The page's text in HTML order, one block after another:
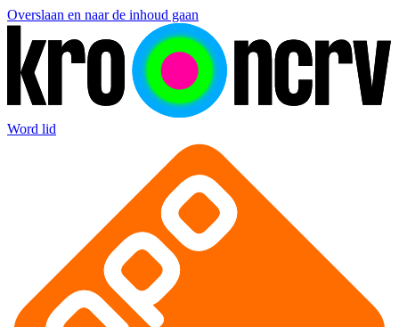
Overslaan en naar de inhoud gaan
Word lid